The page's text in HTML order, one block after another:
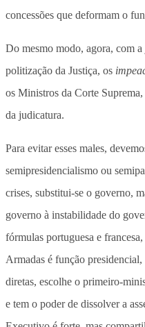
concessões que deformam o
Do mesmo modo, agora, com
politização da Justiça, os
os Ministros da Corte
da judicatura.
Para evitar esses males,
semipresidencialismo ou
crises, substitui-se o governo,
governo à instabilidade do
fórmulas portuguesa e
Armadas é função
diretas, escolhe o primeiro-
e tem o poder de dissolver a